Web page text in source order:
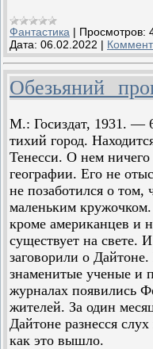
Фантастика | Просмотров:
Дата: 06.02.2022 |
Обезьяний
М.: Госиздат, 1931. —
тихий город.
Тенесси. О нем
географии. Его не
не позаботился о том,
маленьким
кроме американцев и
существует на свете.
заговорили о
знаменитые ученые и
журналах появились
жителей. За один
Дайтоне разнесся
как это вышло.